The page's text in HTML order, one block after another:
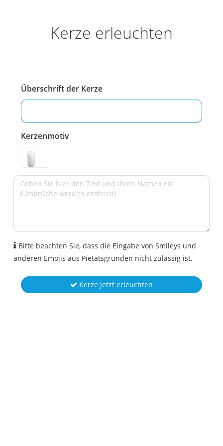
Kerze erleuchten
Überschrift der Kerze
Kerzenmotiv
Bitte beachten Sie, dass die Eingabe von Smileys und
anderen Emojis aus Pietätsgründen nicht zulässig ist.
Kerze jetzt erleuchten